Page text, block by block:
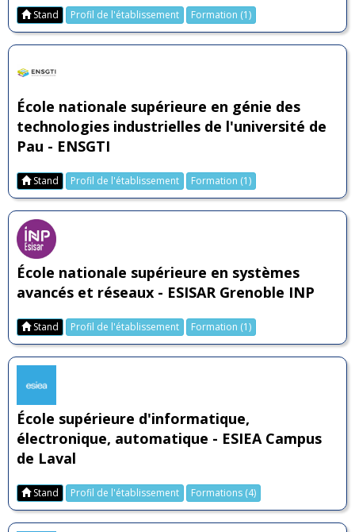
Stand Profil de l'établissement Formation (1)
École nationale supérieure en génie des
technologies industrielles de l'université de
Pau - ENSGTI
Stand Profil de l'établissement Formation (1)
École nationale supérieure en systèmes
avancés et réseaux - ESISAR Grenoble INP
Stand Profil de l'établissement Formation (1)
École supérieure d'informatique,
électronique, automatique - ESIEA Campus
de Laval
Stand Profil de l'établissement Formations (4)